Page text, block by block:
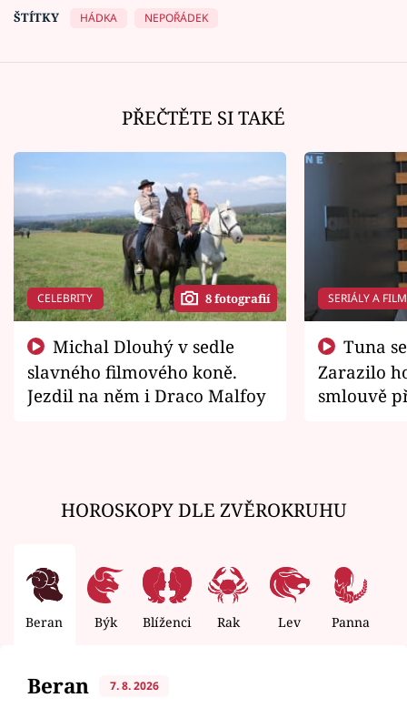
ŠTÍTKY HÁDKA NEPOŘÁDEK
PŘEČTĚTE SI TAKÉ
CELEBRITY 8 fotografií
slavného filmového koně.
Jezdil na něm i Draco Malfoy
SERIÁLY A
Zarazilo
smlouvě
HOROSKOPY DLE ZVĚROKRUHU
Beran Býk Blíženci Rak Lev Panna
Beran 7. 8. 2026